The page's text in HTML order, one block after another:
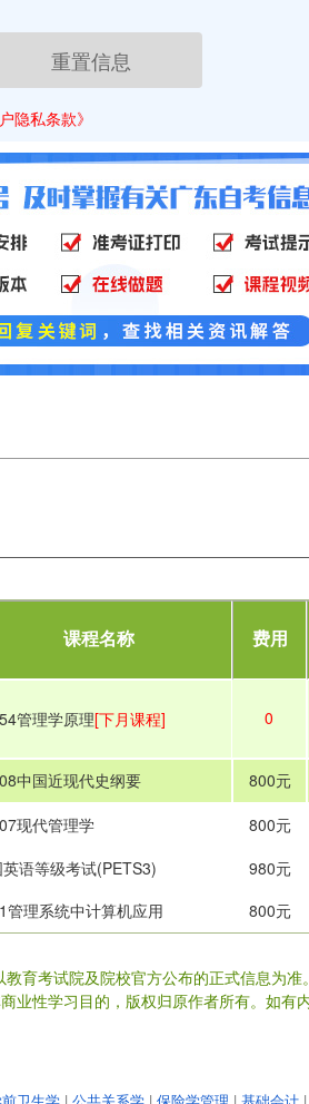
重置信息
隐私条款》
课程名称 费用
管理学原理[下月课程] 0
中国近现代史纲要 800元
现代管理学 800元
语等级考试(PETS3) 980元
管理系统中计算机应用 800元
育考试院及院校官方公布的正式信息为准。
业性学习目的，版权归原作者所有。如有